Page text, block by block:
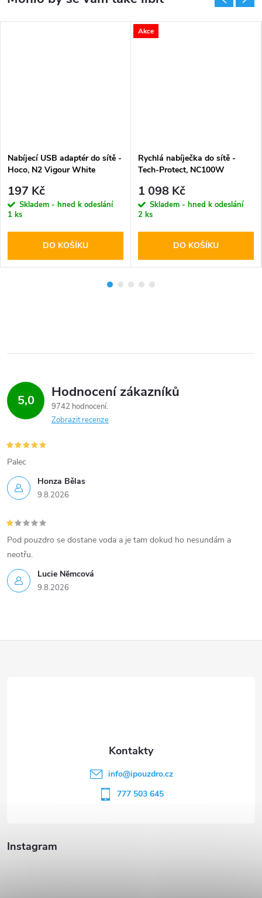
Nabíjecí USB adaptér do sítě -
Hoco, N2 Vigour White
197 Kč
Skladem - hned k odeslání
1 ks
DO KOŠÍKU
Akce
Rychlá nabíječka do sítě -
Tech-Protect, NC100W
1 098 Kč
Skladem - hned k odeslání
2 ks
DO KOŠÍKU
5,0 Hodnocení zákazníků
9742 hodnocení
Zobrazit recenze
Honza Bělas
9.8.2026
Palec
Lucie Nĕmcová
9.8.2026
Pod pouzdro se dostane voda a je tam dokud ho nesundám a
neotřu.
Instagram
info@ipouzdro.cz
777 503 645